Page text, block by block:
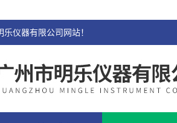
仪器有限公司网站！